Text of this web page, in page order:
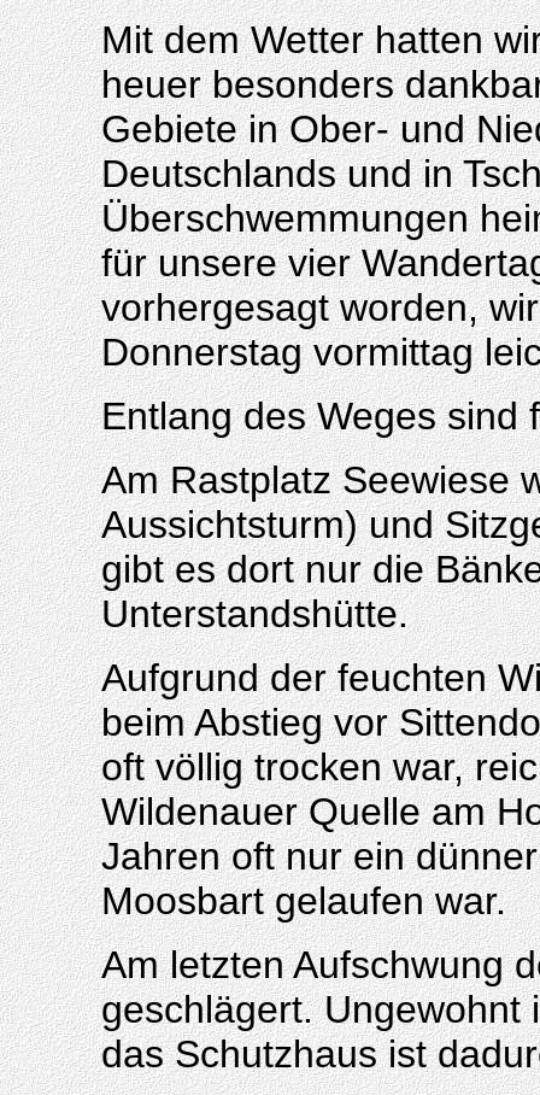
Mit dem Wetter hatten
heuer besonders
Gebiete in Ober- und
Deutschlands und in
Überschwemmungen
für unsere vier
vorhergesagt worden,
Donnerstag vormittag
Entlang des Weges sind
Am Rastplatz Seewiese
Aussichtsturm) und
gibt es dort nur die
Unterstandshütte.
Aufgrund der feuchten
beim Abstieg vor
oft völlig trocken war,
Wildenauer Quelle am
Jahren oft nur ein
Moosbart gelaufen war.
Am letzten Aufschwung
geschlägert. Ungewohnt
das Schutzhaus ist